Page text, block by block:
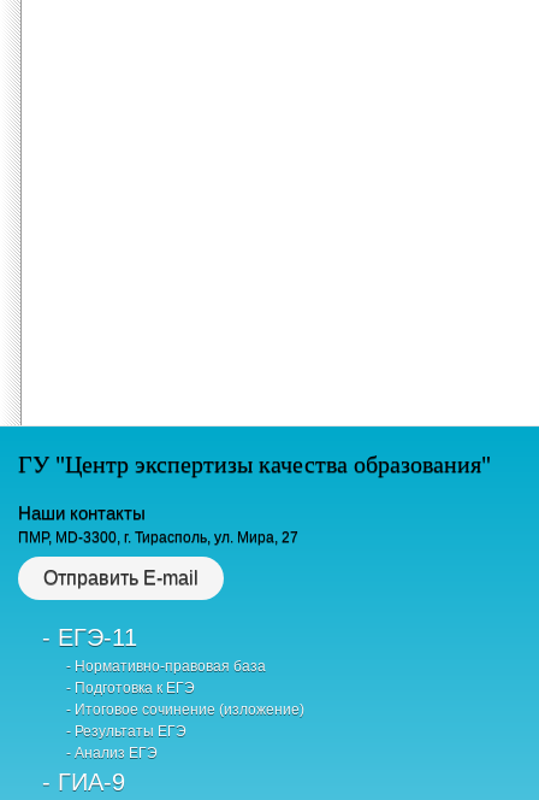
ГУ "Центр экспертизы качества образования"
Наши контакты
ПМР, MD-3300, г. Тирасполь, ул. Мира, 27
Отправить E-mail
- ЕГЭ-11
- Нормативно-правовая база
- Подготовка к ЕГЭ
- Итоговое сочинение (изложение)
- Результаты ЕГЭ
- Анализ ЕГЭ
- ГИА-9